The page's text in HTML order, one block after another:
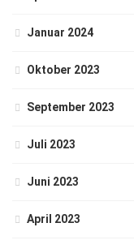
Januar 2024
Oktober 2023
September 2023
Juli 2023
Juni 2023
April 2023